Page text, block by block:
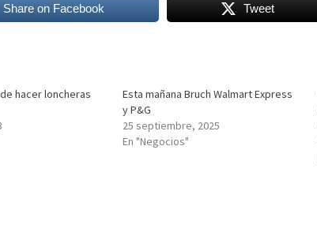
Share on Facebook Tweet
hacer loncheras
Esta mañana Bruch Walmart Express
y P&G
25 septiembre, 2025
En "Negocios"